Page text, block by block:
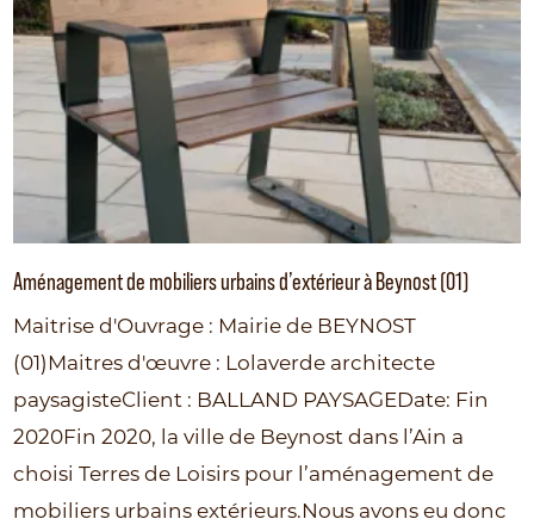
Aménagement de mobiliers urbains d’extérieur à Beynost (01)
Maitrise d'Ouvrage : Mairie de BEYNOST
(01)Maitres d'œuvre : Lolaverde architecte
paysagisteClient : BALLAND PAYSAGEDate: Fin
2020Fin 2020, la ville de Beynost dans l’Ain a
choisi Terres de Loisirs pour l’aménagement de
mobiliers urbains extérieurs.Nous avons eu donc